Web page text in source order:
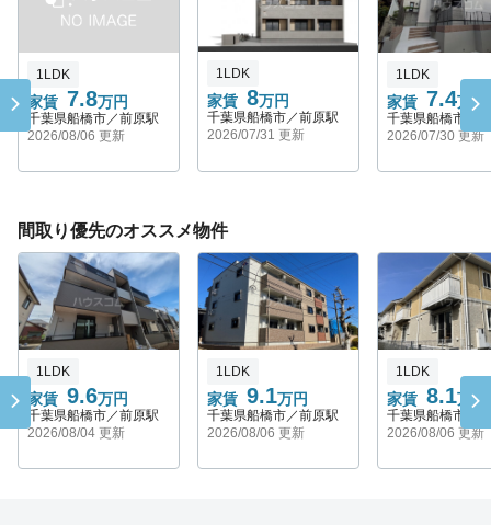
家賃 7.8万円
1LDK
千葉県船橋市／前原駅
2026/08/06 更新
家賃 8万円
1LDK
千葉県船橋市／前原駅
2026/07/31 更新
家賃 7.4万円
1LDK
千葉県船橋市／
2026/07/30 更新
間取り優先のオススメ物件
家賃 9.6万円
1LDK
千葉県船橋市／前原駅
2026/08/04 更新
家賃 9.1万円
1LDK
千葉県船橋市／前原駅
2026/08/06 更新
家賃 8.1万円
1LDK
千葉県船橋市／
2026/08/06 更新